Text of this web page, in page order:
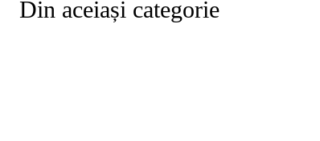
Din aceiași categorie